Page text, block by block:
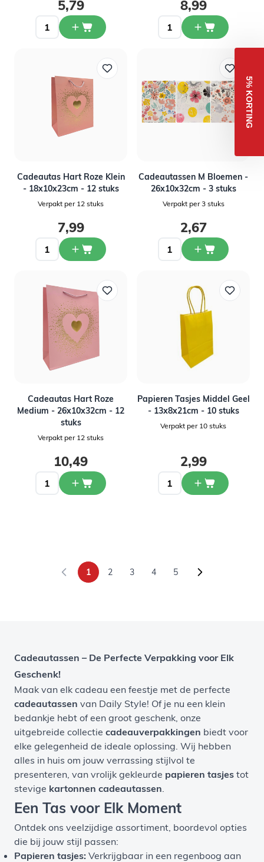
5,79 8,99
Cadeautas Hart Roze Klein
- 18x10x23cm - 12 stuks
Verpakt per 12 stuks
7,99
Cadeautassen M Bloemen -
26x10x32cm - 3 stuks
Verpakt per 3 stuks
2,67
Cadeautas Hart Roze
Medium - 26x10x32cm - 12
stuks
Verpakt per 12 stuks
10,49
Papieren Tasjes Middel Geel
- 13x8x21cm - 10 stuks
Verpakt per 10 stuks
2,99
U lees momenteel pagina
1 Pagina
2 Pagina
3 Pagina
4 Pagina
5
Cadeautassen – De Perfecte Verpakking voor Elk
Geschenk!
Maak van elk cadeau een feestje met de perfecte
cadeautassen van Daily Style! Of je nu een klein
bedankje hebt of een groot geschenk, onze
uitgebreide collectie cadeauverpakkingen biedt voor
elke gelegenheid de ideale oplossing. Wij hebben
alles in huis om jouw verrassing stijlvol te
presenteren, van vrolijk gekleurde papieren tasjes tot
stevige kartonnen cadeautassen.
Een Tas voor Elk Moment
Ontdek ons veelzijdige assortiment, boordevol opties
die bij jouw stijl passen:
Papieren tasjes: Verkrijgbaar in een regenboog aan
5% KORTING